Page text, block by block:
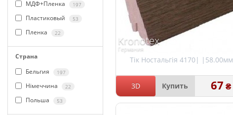
МДФ+Пленка
197
Пластиковый 53
Пленка 22
Страна
Бельгия
197
Німеччина 22
Польша 53
Тік Ностальгія 4170| |58.00мм
Kronotex
Германия
3D Купить 67 ₴